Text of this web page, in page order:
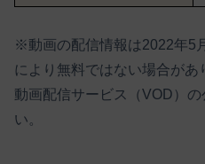
※動画の配信情報は2022年5
により無料ではない場合が
動画配信サービス（VOD）
い。